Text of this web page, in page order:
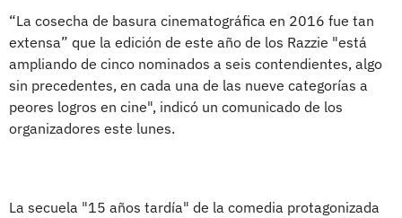
“La cosecha de basura cinematográfica en 2016 fue tan
extensa” que la edición de este año de los Razzie "está
ampliando de cinco nominados a seis contendientes, algo
sin precedentes, en cada una de las nueve categorías a
peores logros en cine", indicó un comunicado de los
organizadores este lunes.
La secuela "15 años tardía" de la comedia protagonizada